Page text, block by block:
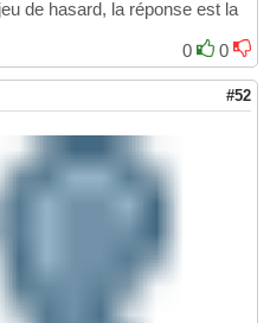
de hasard, la réponse est la
0
0
#52